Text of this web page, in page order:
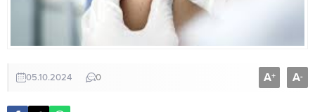
05.10.2024 0 A+ A-